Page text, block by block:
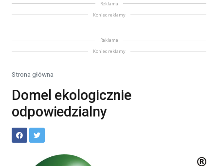
Reklama
Koniec reklamy
Reklama
Koniec reklamy
Strona główna
Domel ekologicznie
odpowiedzialny